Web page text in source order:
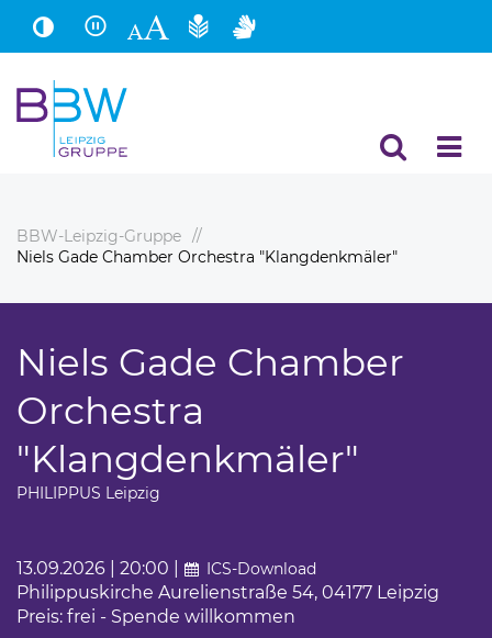
Hauptinhalt
Fußbereich
BBW-Leipzig-Gruppe
Niels Gade Chamber Orchestra "Klangdenkmäler"
Niels Gade Chamber
Orchestra
"Klangdenkmäler"
PHILIPPUS Leipzig
13.09.2026 | 20:00 | ICS-Download
Philippuskirche Aurelienstraße 54, 04177 Leipzig
Preis: frei - Spende willkommen